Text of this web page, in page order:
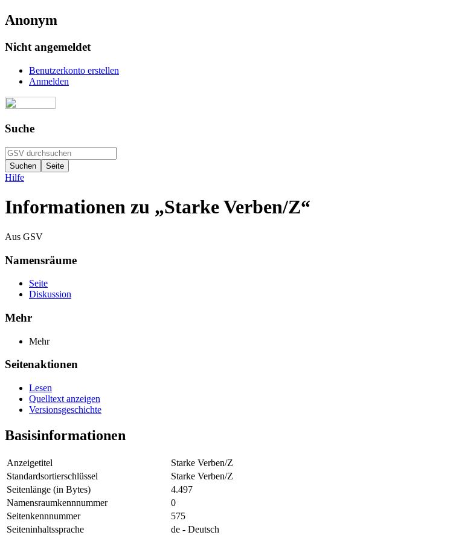
Anonym
Nicht angemeldet
Benutzerkonto erstellen
Anmelden
Suche
Hilfe
Informationen zu „Starke Verben/Z“
Aus GSV
Namensräume
Seite
Diskussion
Mehr
Mehr
Seitenaktionen
Lesen
Quelltext anzeigen
Versionsgeschichte
Basisinformationen
Anzeigetitel
Starke Verben/Z
Standardsortierschlüssel
Starke Verben/Z
Seitenlänge (in Bytes)
4.497
Namensraumkennnummer
0
Seitenkennnummer
575
Seiteninhaltssprache
de - Deutsch